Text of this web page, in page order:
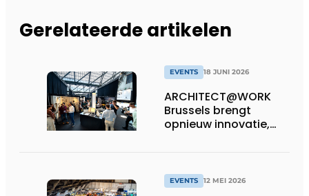
Gerelateerde artikelen
EVENTS 18 JUNI 2026
ARCHITECT@WORK
Brussels brengt
opnieuw innovatie,
EVENTS 12 MEI 2026